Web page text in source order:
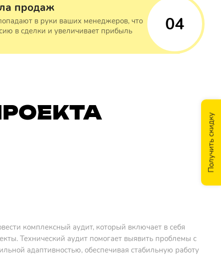
Получить скидку
продаж
в руки ваших менеджеров, что
в сделки и увеличивает прибыль
04
комплексный аудит, который включает в себя
Технический аудит помогает выявить проблемы с
адаптивностью, обеспечивая стабильную работу